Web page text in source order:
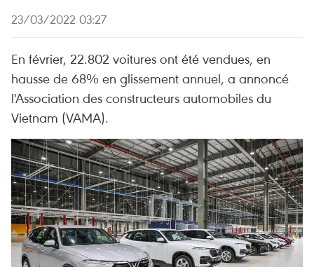
23/03/2022 03:27
En février, 22.802 voitures ont été vendues, en
hausse de 68% en glissement annuel, a annoncé
l'Association des constructeurs automobiles du
Vietnam (VAMA).